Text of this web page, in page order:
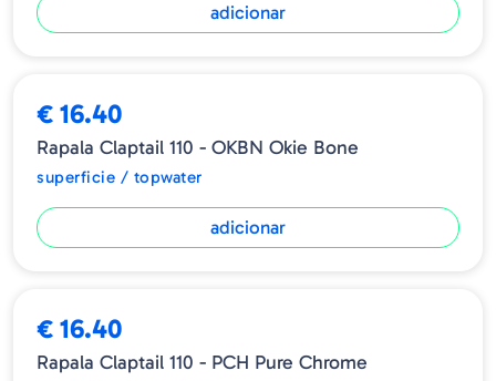
adicionar
€ 16.40
Rapala Claptail 110 - OKBN Okie Bone
superficie / topwater
adicionar
€ 16.40
Rapala Claptail 110 - PCH Pure Chrome